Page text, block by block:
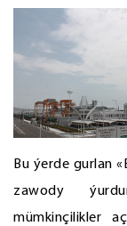
Bu ýerde gurlan
zawody
mümkinçilikler